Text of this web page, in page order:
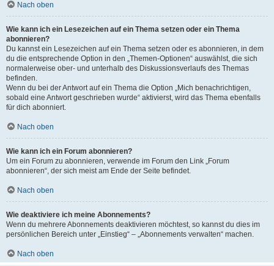
Nach oben
Wie kann ich ein Lesezeichen auf ein Thema setzen oder ein Thema
abonnieren?
Du kannst ein Lesezeichen auf ein Thema setzen oder es abonnieren, in dem
du die entsprechende Option in den „Themen-Optionen“ auswählst, die sich
normalerweise ober- und unterhalb des Diskussionsverlaufs des Themas
befinden.
Wenn du bei der Antwort auf ein Thema die Option „Mich benachrichtigen,
sobald eine Antwort geschrieben wurde“ aktivierst, wird das Thema ebenfalls
für dich abonniert.
Nach oben
Wie kann ich ein Forum abonnieren?
Um ein Forum zu abonnieren, verwende im Forum den Link „Forum
abonnieren“, der sich meist am Ende der Seite befindet.
Nach oben
Wie deaktiviere ich meine Abonnements?
Wenn du mehrere Abonnements deaktivieren möchtest, so kannst du dies im
persönlichen Bereich unter „Einstieg“ – „Abonnements verwalten“ machen.
Nach oben